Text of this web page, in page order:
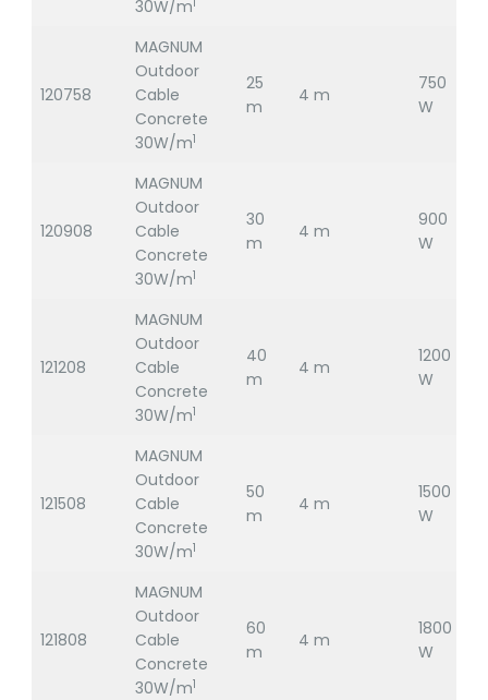
30W/m
120758
MAGNUM
Outdoor
Cable
Concrete
30W/m1
25
m
4 m
750
W
120908
MAGNUM
Outdoor
Cable
Concrete
30W/m1
30
m
4 m
900
W
121208
MAGNUM
Outdoor
Cable
Concrete
30W/m1
40
m
4 m
1200
W
121508
MAGNUM
Outdoor
Cable
Concrete
30W/m1
50
m
4 m
1500
W
121808
MAGNUM
Outdoor
Cable
Concrete
30W/m1
60
m
4 m
1800
W